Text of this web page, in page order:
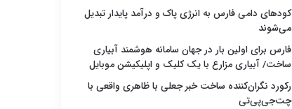
کودهای دامی فارس به انرژی پاک و درآمد پایدار تبدیل
می‌شوند
فارس برای اولین بار در جهان سامانه هوشمند آبیاری
ساخت/ آبیاری مزارع با یک کلیک و اپلیکیشن موبایل
رکورد نگران‌کننده ساخت خبر جعلی با ظاهری واقعی با
چت‌جی‌پی‌تی